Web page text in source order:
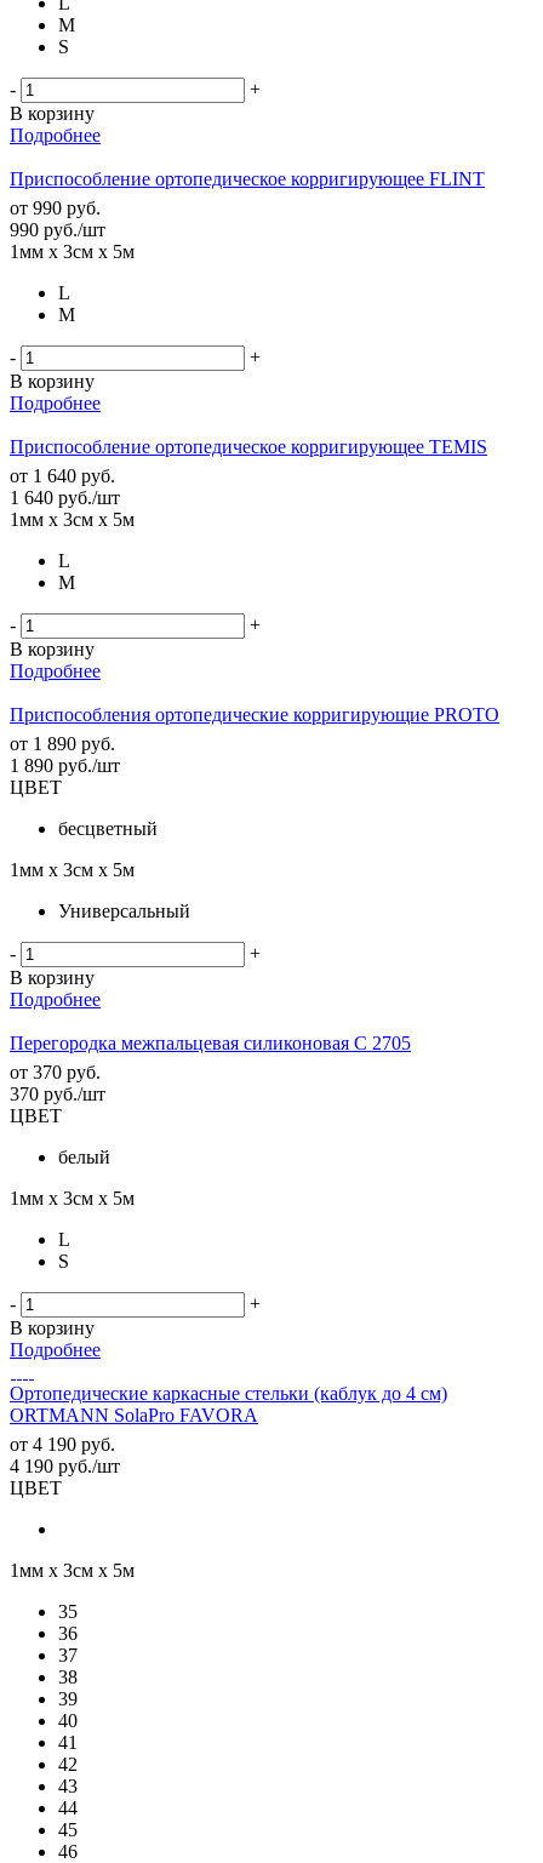
M
S
-
+
В корзину
Подробнее
Приспособление ортопедическое корригирующее FLINT
от 990 руб.
990 руб./шт
1мм х 3см х 5м
L
M
-
+
В корзину
Подробнее
Приспособление ортопедическое корригирующее TEMIS
от 1 640 руб.
1 640 руб./шт
1мм х 3см х 5м
L
M
-
+
В корзину
Подробнее
Приспособления ортопедические корригирующие PROTO
от 1 890 руб.
1 890 руб./шт
ЦВЕТ
бесцветный
1мм х 3см х 5м
Универсальный
-
+
В корзину
Подробнее
Перегородка межпальцевая силиконовая C 2705
от 370 руб.
370 руб./шт
ЦВЕТ
белый
1мм х 3см х 5м
L
S
-
+
В корзину
Подробнее
Ортопедические каркасные стельки (каблук до 4 см)
ORTMANN SolaPro FAVORA
от 4 190 руб.
4 190 руб./шт
ЦВЕТ
1мм х 3см х 5м
35
36
37
38
39
40
41
42
43
44
45
46